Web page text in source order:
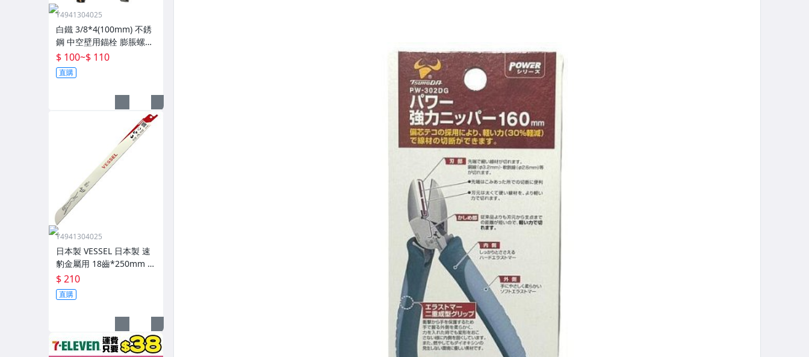
Y4941304025
白鐵 3/8*4(100mm) 不銹
鋼 中空壁用錨栓 膨脹螺絲
中空壁虎 IT安卡 附法蘭螺
母(大突/小突) 一組
$ 100~$ 110
直購
Y4941304025
日本製 VESSEL 日本製 速
豹金屬用 18齒*250mm 軍
刀鋸片 SBC-1825 一支
$ 210
直購